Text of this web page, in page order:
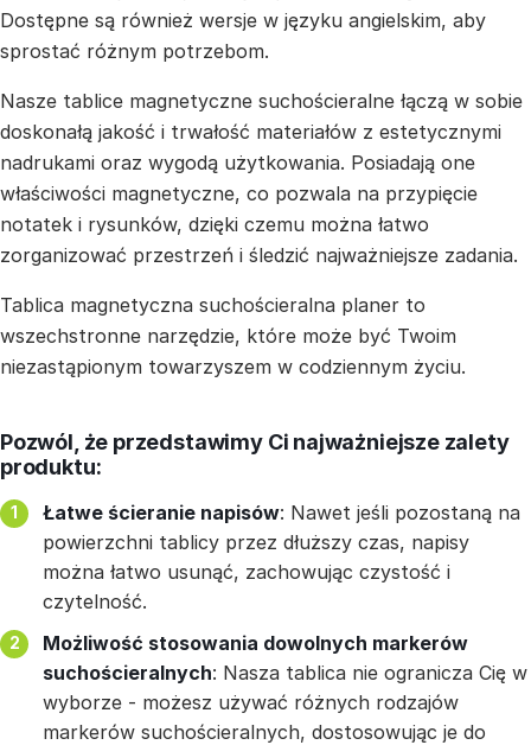
Dostępne są również wersje w języku angielskim, aby
sprostać różnym potrzebom.
Nasze tablice magnetyczne suchościeralne łączą w sobie
doskonałą jakość i trwałość materiałów z estetycznymi
nadrukami oraz wygodą użytkowania. Posiadają one
właściwości magnetyczne, co pozwala na przypięcie
notatek i rysunków, dzięki czemu można łatwo
zorganizować przestrzeń i śledzić najważniejsze zadania.
Tablica magnetyczna suchościeralna planer to
wszechstronne narzędzie, które może być Twoim
niezastąpionym towarzyszem w codziennym życiu.
Pozwól, że przedstawimy Ci najważniejsze zalety
produktu:
Łatwe ścieranie napisów: Nawet jeśli pozostaną na
powierzchni tablicy przez dłuższy czas, napisy
można łatwo usunąć, zachowując czystość i
czytelność.
Możliwość stosowania dowolnych markerów
suchościeralnych: Nasza tablica nie ogranicza Cię w
wyborze - możesz używać różnych rodzajów
markerów suchościeralnych, dostosowując je do